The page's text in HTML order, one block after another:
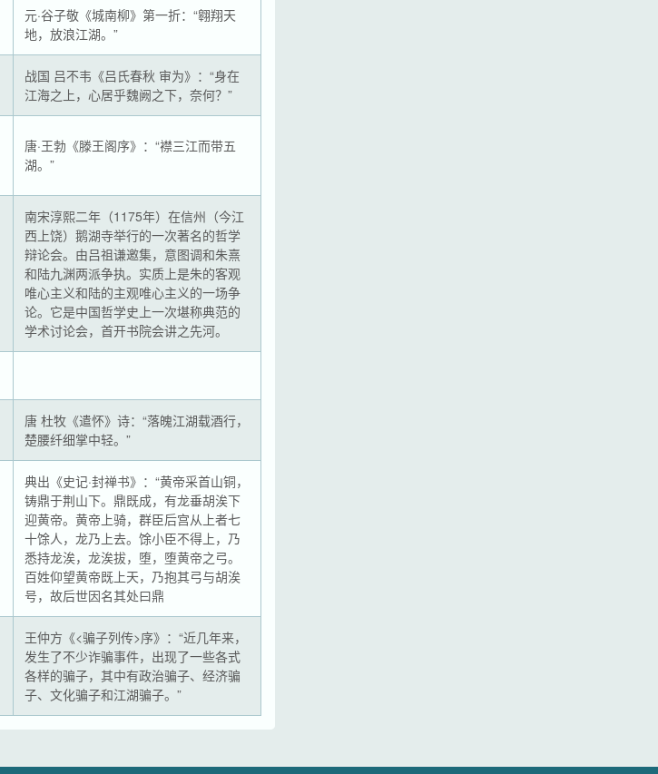
元·谷子敬《城南柳》第一折：“翱翔天
地，放浪江湖。”
战国 吕不韦《吕氏春秋 审为》：“身在
江海之上，心居乎魏阙之下，奈何？”
唐·王勃《滕王阁序》：“襟三江而带五
湖。”
南宋淳熙二年（1175年）在信州（今江
西上饶）鹅湖寺举行的一次著名的哲学
辩论会。由吕祖谦邀集，意图调和朱熹
和陆九渊两派争执。实质上是朱的客观
唯心主义和陆的主观唯心主义的一场争
论。它是中国哲学史上一次堪称典范的
学术讨论会，首开书院会讲之先河。
唐 杜牧《遣怀》诗：“落魄江湖载酒行，
楚腰纤细掌中轻。”
典出《史记·封禅书》：“黄帝采首山铜，
铸鼎于荆山下。鼎既成，有龙垂胡涘下
迎黄帝。黄帝上骑，群臣后宫从上者七
十馀人，龙乃上去。馀小臣不得上，乃
悉持龙涘，龙涘拔，堕，堕黄帝之弓。
百姓仰望黄帝既上天，乃抱其弓与胡涘
号，故后世因名其处曰鼎
王仲方《<骗子列传>序》：“近几年来，
发生了不少诈骗事件，出现了一些各式
各样的骗子，其中有政治骗子、经济骗
子、文化骗子和江湖骗子。”